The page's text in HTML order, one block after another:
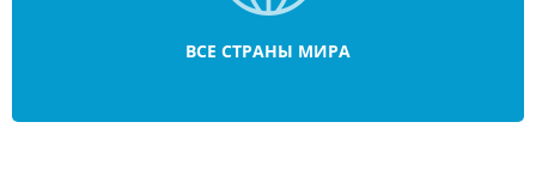
ВСЕ СТРАНЫ МИРА